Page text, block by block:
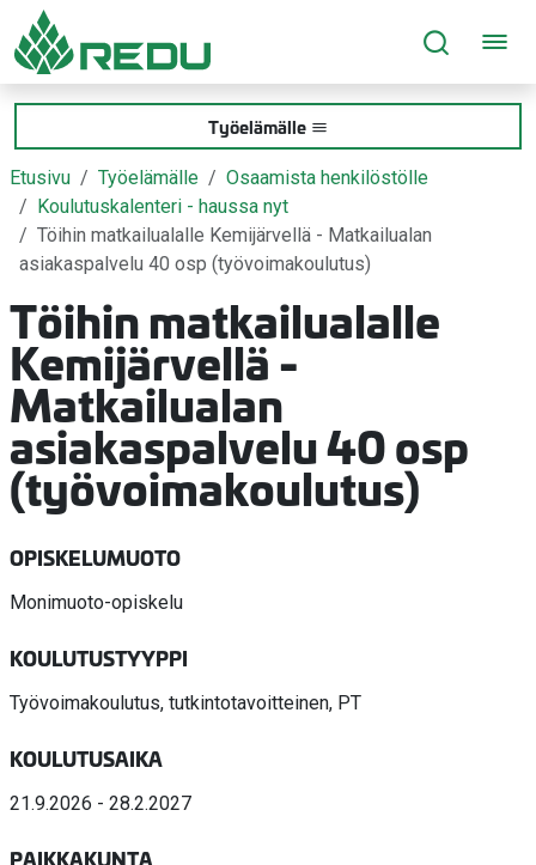
Siirry sivusisältöön
Työelämälle
Etusivu Työelämälle
Osaamista henkilöstölle
Koulutuskalenteri - haussa nyt
Töihin matkailualalle Kemijärvellä - Matkailualan
asiakaspalvelu 40 osp (työvoimakoulutus)
Töihin matkailualalle
Kemijärvellä -
Matkailualan
asiakaspalvelu 40 osp
(työvoimakoulutus)
OPISKELUMUOTO
Monimuoto-opiskelu
KOULUTUSTYYPPI
Työvoimakoulutus, tutkintotavoitteinen, PT
KOULUTUSAIKA
21.9.2026 - 28.2.2027